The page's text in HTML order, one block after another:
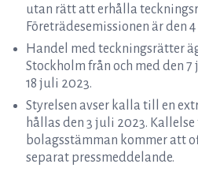
utan rätt att erhålla
Företrädesemissionen är den
Handel med teckningsrätter
Stockholm från och med den
18 juli 2023.
Styrelsen avser kalla till en
hållas den 3 juli 2023.
bolagsstämman kommer att
separat pressmeddelande.